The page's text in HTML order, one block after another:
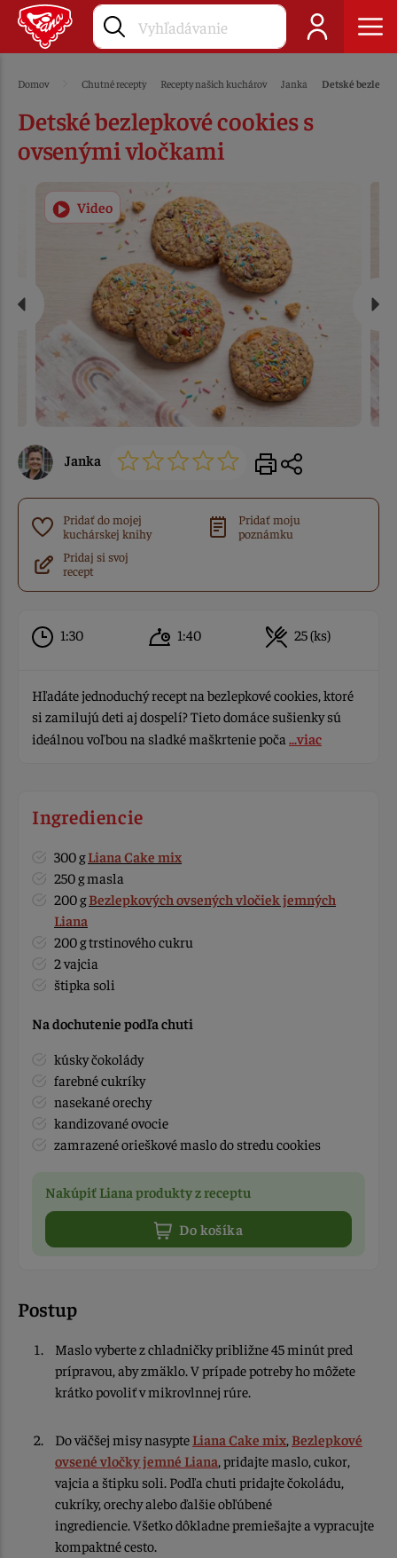
Domov Chutné recepty Recepty našich kuchárov Janka Detské
Detské bezlepkové cookies s
ovsenými vločkami
Video
Janka
Pridať do mojej
kuchárskej knihy
Pridať moju
poznámku
Pridaj si svoj
recept
1:30 1:40 25 (ks)
Hľadáte jednoduchý recept na bezlepkové cookies, ktoré
si zamilujú deti aj dospelí? Tieto domáce sušienky sú
ideálnou voľbou na sladké maškrtenie poča ...viac
Ingrediencie
300 gLiana Cake mix
250 g masla
200 gBezlepkových ovsených vločiek jemných
Liana
200 g trstinového cukru
2 vajcia
štipka soli
Na dochutenie podľa chuti
kúsky čokolády
farebné cukríky
nasekané orechy
kandizované ovocie
zamrazené orieškové maslo do stredu cookies
Nakúpiť Liana produkty z receptu
Do košíka
Postup
Maslo vyberte z chladničky približne 45 minút pred
prípravou, aby zmäklo. V prípade potreby ho môžete
krátko povoliť v mikrovlnnej rúre.
Do väčšej misy nasypte Liana Cake mix, Bezlepkové
ovsené vločky jemné Liana, pridajte maslo, cukor,
vajcia a štipku soli. Podľa chuti pridajte čokoládu,
cukríky, orechy alebo ďalšie obľúbené
ingrediencie. Všetko dôkladne premiešajte a vypracujte
kompaktné cesto.